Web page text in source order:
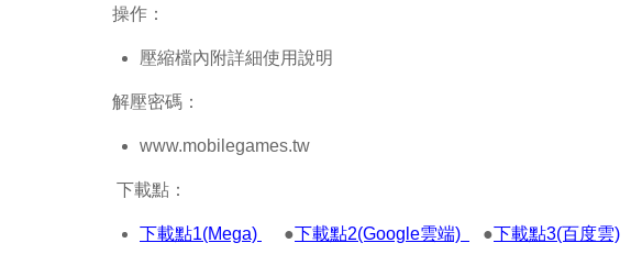
操作：
壓縮檔內附詳細使用說明
解壓密碼：
www.mobilegames.tw
下載點：
下載點1(Mega) ●下載點2(Google雲端) ●下載點3(百度雲)